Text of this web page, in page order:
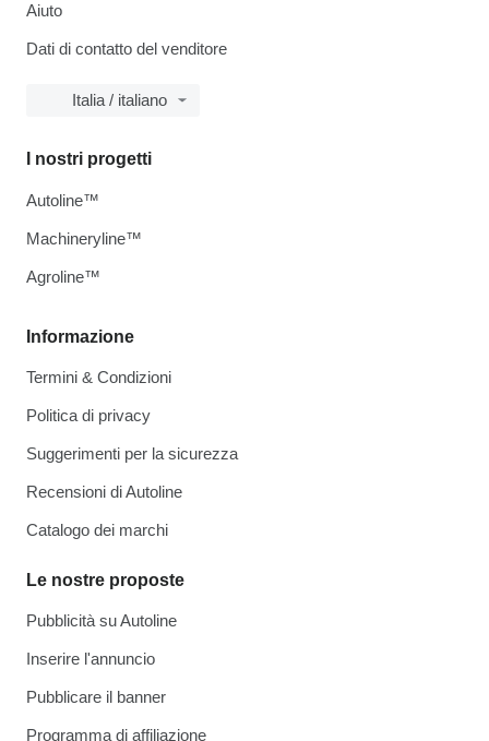
Aiuto
Dati di contatto del venditore
Italia / italiano
Informazione
Termini & Condizioni
Politica di privacy
Suggerimenti per la sicurezza
Recensioni di Autoline
Catalogo dei marchi
Le nostre proposte
Pubblicità su Autoline
Inserire l'annuncio
Pubblicare il banner
Programma di affiliazione
I nostri progetti
Autoline™
Machineryline™
Agroline™